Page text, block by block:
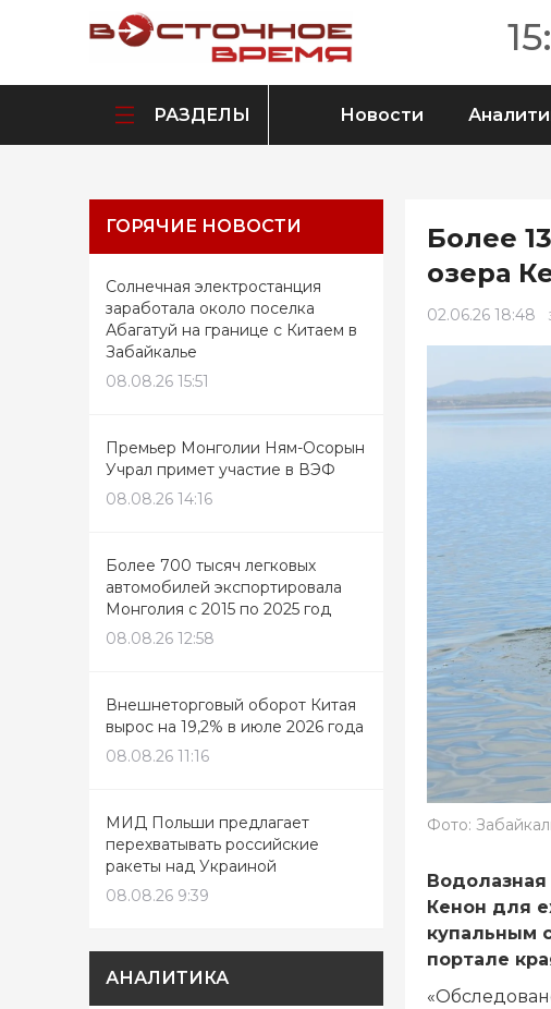
РАЗДЕЛЫ Новости
ГОРЯЧИЕ НОВОСТИ
Солнечная электростанция
заработала около поселка
Абагатуй на границе с Китаем в
Забайкалье
08.08.26 15:51
Премьер Монголии Ням-Осорын
Учрал примет участие в ВЭФ
08.08.26 14:16
Более 700 тысяч легковых
автомобилей экспортировала
Монголия с 2015 по 2025 год
08.08.26 12:58
Внешнеторговый оборот Китая
вырос на 19,2% в июле 2026 года
08.08.26 11:16
МИД Польши предлагает
перехватывать российские
ракеты над Украиной
08.08.26 9:39
АНАЛИТИКА
Более
озера
02.06.26 18:48
Фото:
Водолазная
Кенон для
купальным
портале